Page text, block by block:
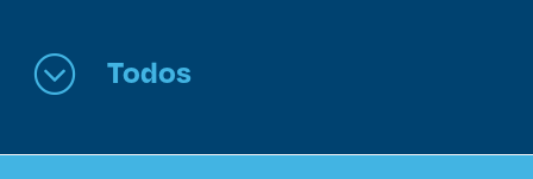
Becas Todos